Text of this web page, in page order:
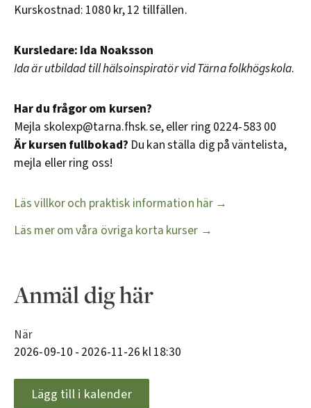
Kurskostnad: 1080 kr, 12 tillfällen.
Kursledare: Ida Noaksson
Ida är utbildad till hälsoinspiratör vid Tärna folkhögskola.
Har du frågor om kursen?
Mejla skolexp@tarna.fhsk.se, eller ring 0224-583 00
Är kursen fullbokad? Du kan ställa dig på väntelista,
mejla eller ring oss!
Läs villkor och praktisk information här →
Läs mer om våra övriga korta kurser →
Anmäl dig här
När
2026-09-10 - 2026-11-26 kl 18:30
Lägg till i kalender